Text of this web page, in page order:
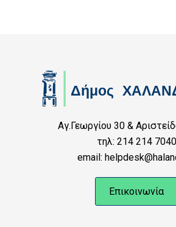
Αγ.Γεωργίου 30 &
τηλ: 214 214 7040
email:
Επικοινωνία